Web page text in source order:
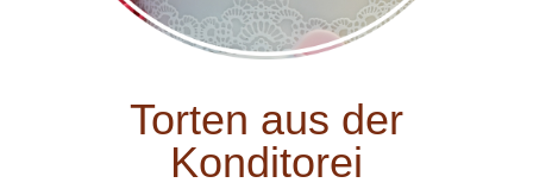
Torten aus der
Konditorei